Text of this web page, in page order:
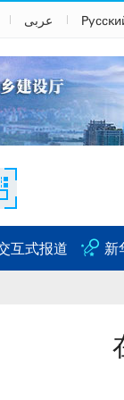
عربى
互式报道 新